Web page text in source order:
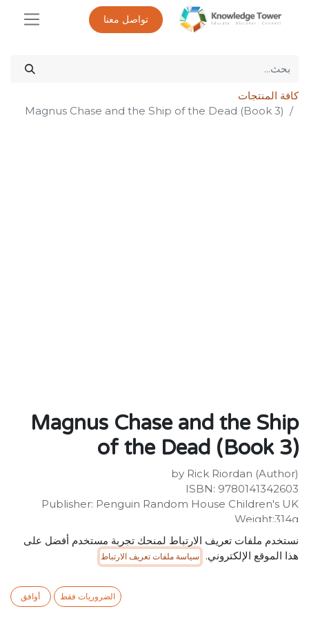
تواصل معنا
كافة المنتجات
Magnus Chase and the Ship of the Dead (Book 3)
Magnus Chase and the Ship
of the Dead (Book 3)
by Rick Riordan (Author)
ISBN: 9780141342603
Publisher: Penguin Random House Children's UK
Weight:314g
Dimensions:191 x 124 x 28 (mm)
Description:
Winner of the Goodreads Choice Award 2017 for Best
from his chains. Now he's readying Naglfar, the Ship of
the Dead, armed with a host of giants and zombies, to
نستخدم ملفات تعريف الارتباط لمنحك تجربة مستخدم أفضل على
هذا الموقع الإلكتروني.
سياسة ملفات تعريف الارتباط
الضروريات فقط أوافق